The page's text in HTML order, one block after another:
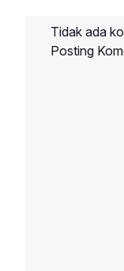
Tidak ada
Posting